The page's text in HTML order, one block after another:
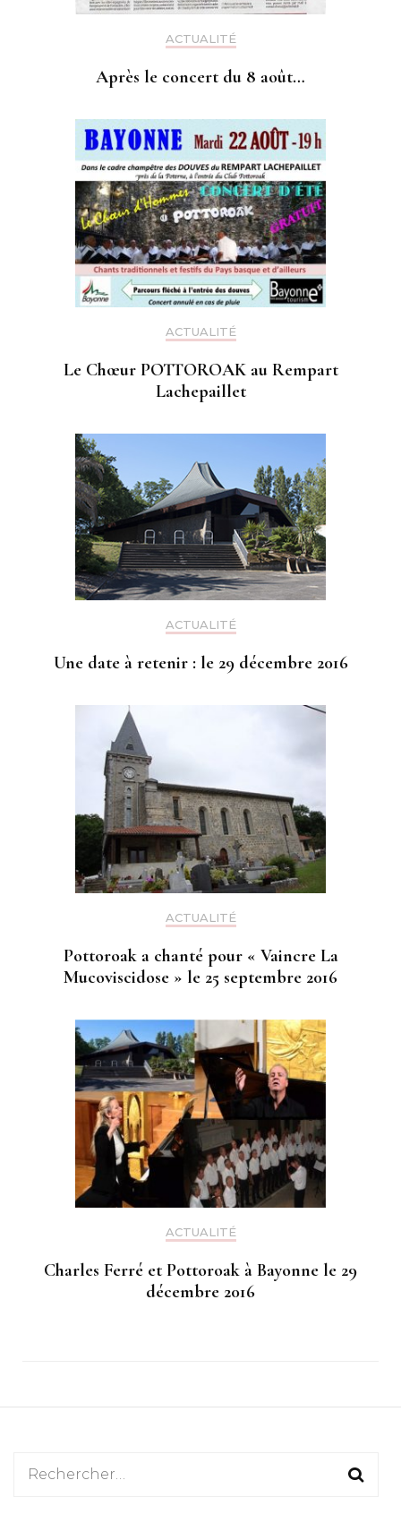
ACTUALITÉ
Après le concert du 8 août…
ACTUALITÉ
Le Chœur POTTOROAK au Rempart
Lachepaillet
ACTUALITÉ
Une date à retenir : le 29 décembre 2016
ACTUALITÉ
Pottoroak a chanté pour « Vaincre La
Mucoviscidose » le 25 septembre 2016
ACTUALITÉ
Charles Ferré et Pottoroak à Bayonne le 29
décembre 2016
Rechercher :